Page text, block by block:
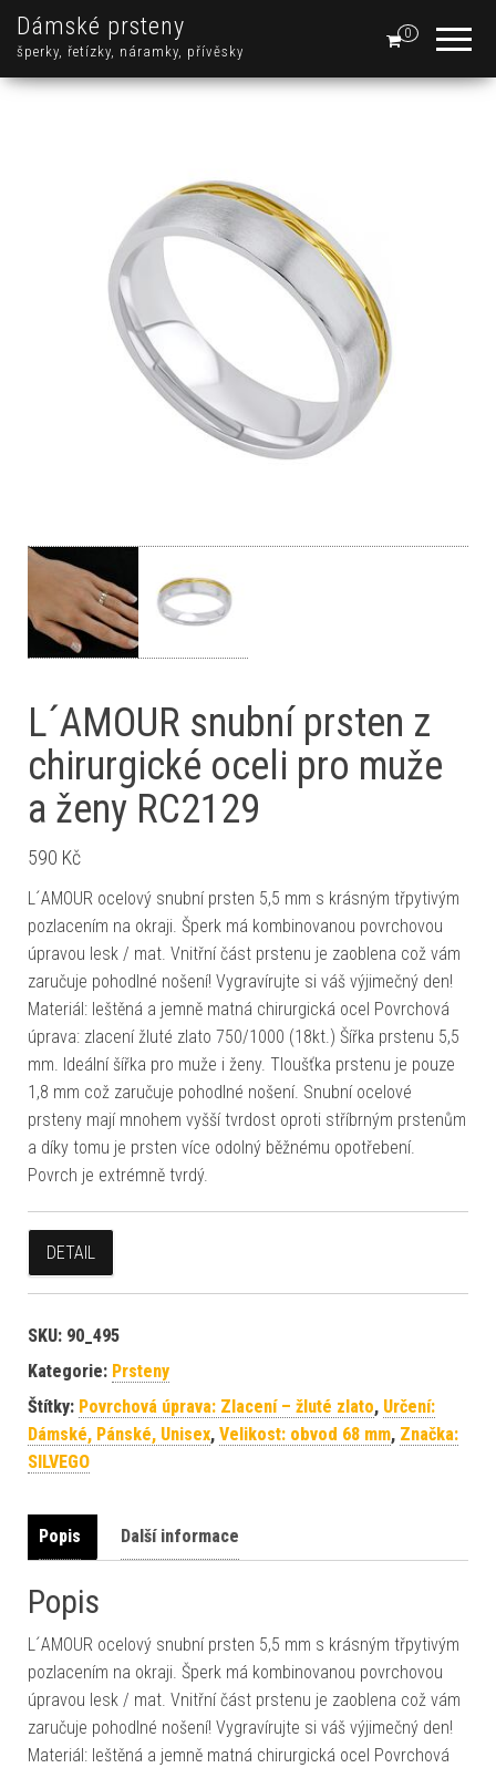
Dámské prsteny
šperky, řetízky, náramky, přívěsky
0
L´AMOUR snubní prsten z
chirurgické oceli pro muže
a ženy RC2129
590 Kč
L´AMOUR ocelový snubní prsten 5,5 mm s krásným třpytivým
pozlacením na okraji. Šperk má kombinovanou povrchovou
úpravou lesk / mat. Vnitřní část prstenu je zaoblena což vám
zaručuje pohodlné nošení! Vygravírujte si váš výjimečný den!
Materiál: leštěná a jemně matná chirurgická ocel Povrchová
úprava: zlacení žluté zlato 750/1000 (18kt.) Šířka prstenu 5,5
mm. Ideální šířka pro muže i ženy. Tloušťka prstenu je pouze
1,8 mm což zaručuje pohodlné nošení. Snubní ocelové
prsteny mají mnohem vyšší tvrdost oproti stříbrným prstenům
a díky tomu je prsten více odolný běžnému opotřebení.
Povrch je extrémně tvrdý.
DETAIL
SKU: 90_495
Kategorie: Prsteny
Štítky: Povrchová úprava: Zlacení – žluté zlato, Určení:
Dámské, Pánské, Unisex, Velikost: obvod 68 mm, Značka:
SILVEGO
Popis Další informace
Popis
L´AMOUR ocelový snubní prsten 5,5 mm s krásným třpytivým
pozlacením na okraji. Šperk má kombinovanou povrchovou
úpravou lesk / mat. Vnitřní část prstenu je zaoblena což vám
zaručuje pohodlné nošení! Vygravírujte si váš výjimečný den!
Materiál: leštěná a jemně matná chirurgická ocel Povrchová